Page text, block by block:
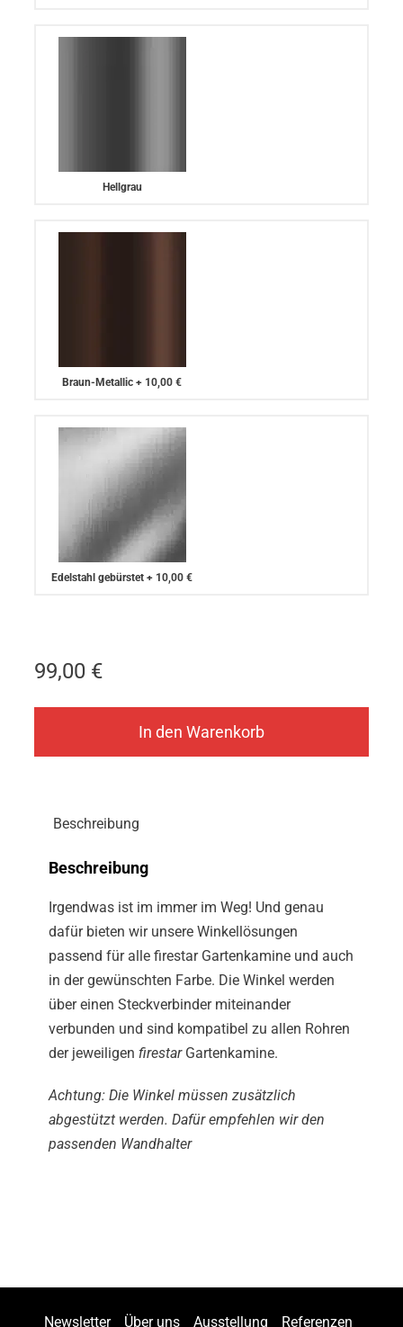
Hellgrau
Braun-Metallic + 10,00 €
Edelstahl gebürstet + 10,00 €
99,00 €
In den Warenkorb
Beschreibung
Beschreibung
Irgendwas ist im immer im Weg! Und genau
dafür bieten wir unsere Winkellösungen
passend für alle firestar Gartenkamine und auch
in der gewünschten Farbe. Die Winkel werden
über einen Steckverbinder miteinander
verbunden und sind kompatibel zu allen Rohren
der jeweiligen firestarGartenkamine.
Achtung: Die Winkel müssen zusätzlich
abgestützt werden. Dafür empfehlen wir den
passenden Wandhalter
Newsletter Über uns Ausstellung Referenzen